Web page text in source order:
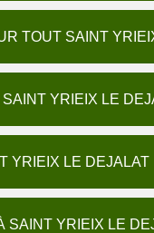
TOUT SAINT
YRIEIX LE
YRIEIX LE DEJALAT
SAINT YRIEIX LE